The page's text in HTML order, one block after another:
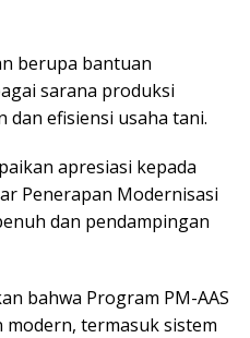
berupa bantuan
sarana produksi
efisiensi usaha tani.
apresiasi kepada
Penerapan Modernisasi
dan pendampingan
bahwa Program PM-AAS
termasuk sistem